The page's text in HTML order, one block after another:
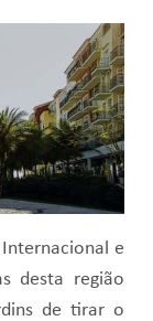
e
desta região
de tirar o